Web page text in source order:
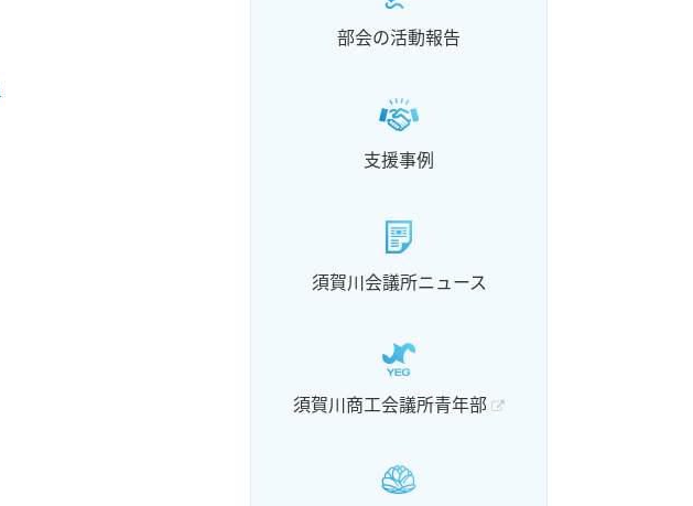
部会の活動報告
支援事例
須賀川会議所ニュース
須賀川商工会議所青年部